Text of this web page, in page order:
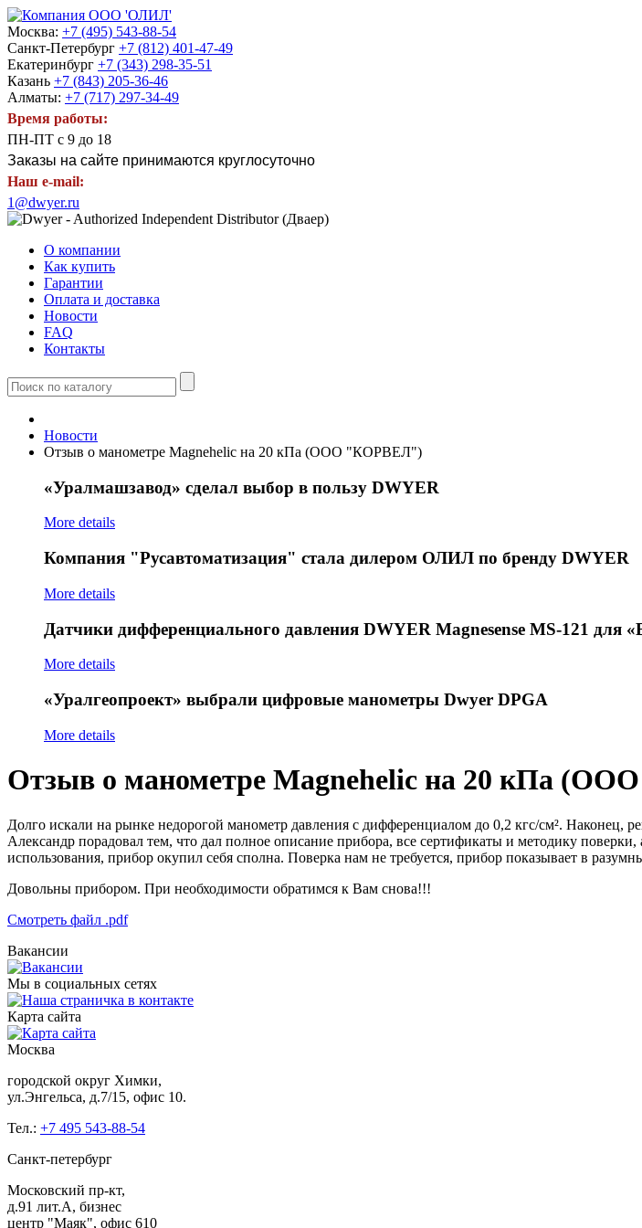
Москва: +7 (495) 543-88-54
Санкт-Петербург +7 (812) 401-47-49
Екатеринбург +7 (343) 298-35-51
Казань +7 (843) 205-36-46
Алматы: +7 (717) 297-34-49
Время работы:
ПН-ПТ с 9 до 18
Заказы на сайте принимаются круглосуточно
Наш e-mail:
1@dwyer.ru
О компании
Как купить
Гарантии
Оплата и доставка
Новости
FAQ
Контакты
Новости
Отзыв о манометре Magnehelic на 20 кПа (ООО "КОРВЕЛ")
«Уралмашзавод» сделал выбор в пользу DWYER
More details
Компания "Русавтоматизация" стала дилером ОЛИЛ по бренду DWYER
More details
Датчики дифференциального давления DWYER Magnesense MS-121 для
More details
«Уралгеопроект» выбрали цифровые манометры Dwyer DPGA
More details
Отзыв о манометре Magnehelic на 20 кПа
Долго искали на рынке недорогой манометр давления с дифференциалом до 0,2 кгс/см². Наконец,
Александр порадовал тем, что дал полное описание прибора, все сертификаты и методику
использования, прибор окупил себя сполна. Поверка нам не требуется, прибор показывает в
Довольны прибором. При необходимости обратимся к Вам снова!!!
Смотреть файл .pdf
Вакансии
Мы в социальных сетях
Карта сайта
Москва
городской округ Химки,
ул.Энгельса, д.7/15, офис 10.
Тел.: +7 495 543-88-54
Санкт-петербург
Московский пр-кт,
д.91 лит.А, бизнес
центр "Маяк", офис 610